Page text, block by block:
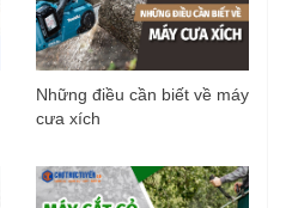
Những điều cần biết về máy
cưa xích